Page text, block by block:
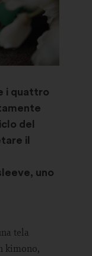
i quattro
del
il
uno
tela
kimono,